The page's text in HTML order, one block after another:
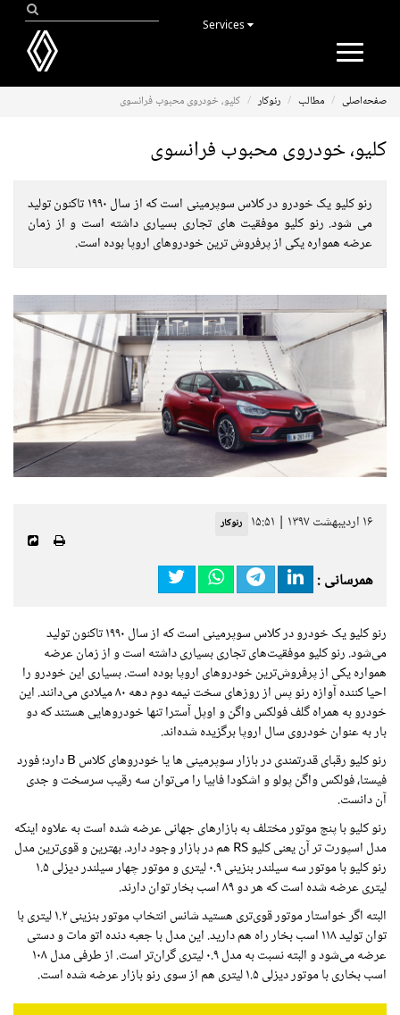
Toggle
صفحه‌اصلی مطالب رنوکار کلیو، خودروی محبوب فرانسوی
کلیو، خودروی محبوب فرانسوی
رنو کلیو یک خودرو در کلاس سوپرمینی است که از سال ۱۹۹۰ تاکنون تولید
می شود. رنو کلیو موفقیت های تجاری بسیاری داشته است و از زمان
عرضه همواره یکی از پرفروش ترین خودروهای اروپا بوده است.
۱۶ اردیبهشت ۱۳۹۷ | ۱۵:۵۱ رنوکار
همرسانی :
رنو کلیو یک خودرو در کلاس سوپرمینی است که از سال ۱۹۹۰ تاکنون تولید
می‌شود. رنو کلیو موفقیت‌های تجاری بسیاری داشته است و از زمان عرضه
همواره یکی از پرفروش‌ترین خودروهای اروپا بوده است. بسیاری این خودرو را
احیا کننده آوازه رنو پس از روزهای سخت نیمه دوم دهه ۸۰ میلادی می‌دانند. این
خودرو به همراه گلف فولکس واگن و اوپل آسترا تنها خودروهایی هستند که دو
بار به عنوان خودروی سال اروپا برگزیده شده‌اند.
رنو کلیو رقبای قدرتمندی در بازار سوپرمینی ها یا خودروهای کلاس
دارد؛ فورد
فیستا، فولکس واگن پولو و اشکودا فابیا را می‌توان سه رقیب سرسخت و جدی
آن دانست.
رنو کلیو با پنج موتور مختلف به بازارهای جهانی عرضه شده است به علاوه اینکه
مدل اسپورت تر آن یعنی کلیو
هم در بازار وجود دارد. بهترین و قوی‌ترین مدل
رنو کلیو با موتور سه سیلندر بنزینی ۰.۹ لیتری و موتور چهار سیلندر دیزلی ۱.۵
لیتری عرضه شده است که هر دو ۸۹ اسب بخار توان دارند.
البته اگر خواستار موتور قوی‌تری هستید شانس انتخاب موتور بنزینی ۱.۲ لیتری با
توان تولید ۱۱۸ اسب بخار راه هم دارید. این مدل با جعبه دنده اتو مات و دستی
عرضه می‌شود و البته نسبت به مدل ۰.۹ لیتری گران‌تر است. از طرفی مدل ۱۰۸
اسب بخاری با موتور دیزلی ۱.۵ لیتری هم از سوی رنو بازار عرضه شده است.